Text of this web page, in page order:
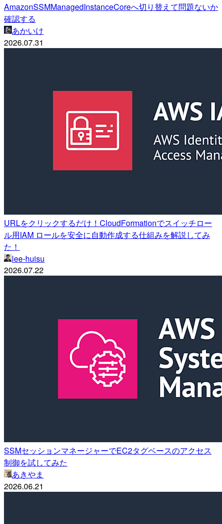
AmazonSSMManagedInstanceCoreへ切り替えて問題ないか
確認する
あかいけ
2026.07.31
URLをクリックするだけ！CloudFormationでスイッチロー
ル用IAM ロールを安全に自動作成する仕組みを解説してみ
た！
lee-huisu
2026.07.22
SSMセッションマネージャーでEC2タグベースのアクセス
制御を試してみた
あきやま
2026.06.21